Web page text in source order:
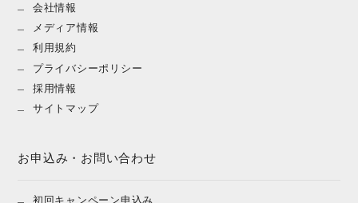
会社情報
メディア情報
利用規約
プライバシーポリシー
採用情報
サイトマップ
お申込み・お問い合わせ
初回キャンペーン申込み